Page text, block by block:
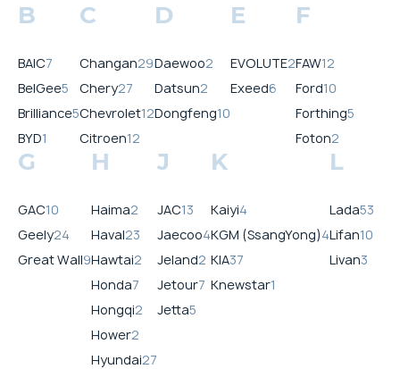
B
BAIC7
BelGee5
Brilliance5
BYD1
C
Changan29
Chery27
Chevrolet12
Citroen12
D
Daewoo2
Datsun2
Dongfeng10
E
EVOLUTE2
Exeed6
F
FAW12
Ford10
Forthing5
Foton2
G
GAC10
Geely24
Great Wall9
H
Haima2
Haval23
Hawtai2
Honda7
Hongqi2
Hower2
Hyundai27
J
JAC13
Jaecoo4
Jeland2
Jetour7
Jetta5
K
Kaiyi4
KGM (SsangYong)4
KIA37
Knewstar1
L
Lada53
Lifan10
Livan3